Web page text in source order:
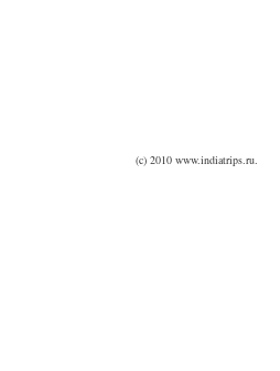
(c) 2010 www.indiatrips.ru.